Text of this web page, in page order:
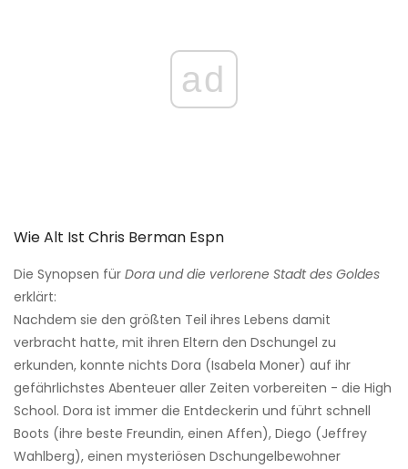
ad
Wie Alt Ist Chris Berman Espn
Die Synopsen für Dora und die verlorene Stadt des Goldes
erklärt:
Nachdem sie den größten Teil ihres Lebens damit
verbracht hatte, mit ihren Eltern den Dschungel zu
erkunden, konnte nichts Dora (Isabela Moner) auf ihr
gefährlichstes Abenteuer aller Zeiten vorbereiten - die High
School. Dora ist immer die Entdeckerin und führt schnell
Boots (ihre beste Freundin, einen Affen), Diego (Jeffrey
Wahlberg), einen mysteriösen Dschungelbewohner